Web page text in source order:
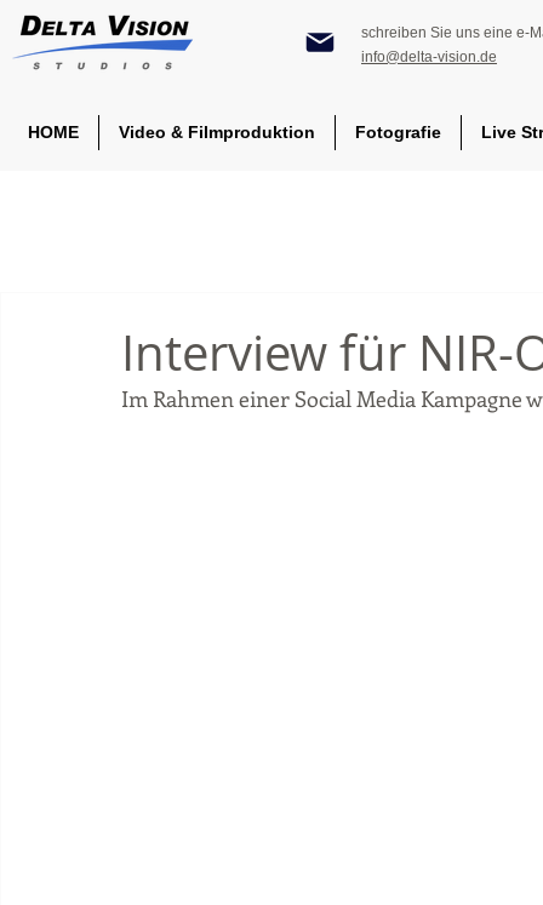
schreiben Sie uns eine e-
info@delta-vision.de
HOME Video & Filmproduktion Fotografie Live
Interview für NIR-
Im Rahmen einer Social Media